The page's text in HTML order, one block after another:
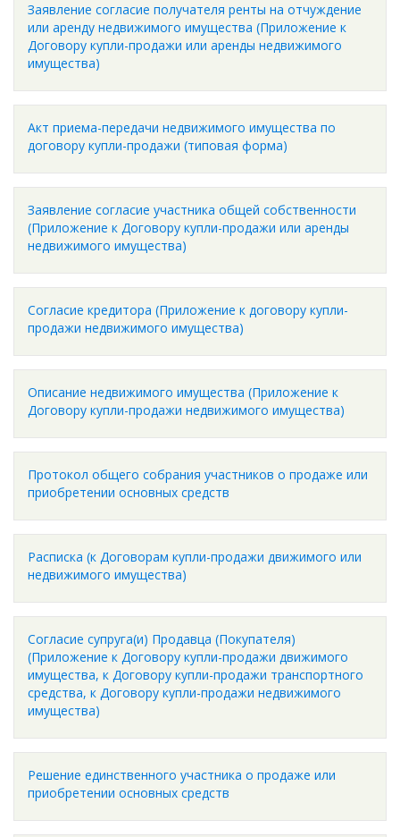
Заявление согласие получателя ренты на отчуждение
или аренду недвижимого имущества (Приложение к
Договору купли-продажи или аренды недвижимого
имущества)
Акт приема-передачи недвижимого имущества по
договору купли-продажи (типовая форма)
Заявление согласие участника общей собственности
(Приложение к Договору купли-продажи или аренды
недвижимого имущества)
Согласие кредитора (Приложение к договору купли-
продажи недвижимого имущества)
Описание недвижимого имущества (Приложение к
Договору купли-продажи недвижимого имущества)
Протокол общего собрания участников о продаже или
приобретении основных средств
Расписка (к Договорам купли-продажи движимого или
недвижимого имущества)
Согласие супруга(и) Продавца (Покупателя)
(Приложение к Договору купли-продажи движимого
имущества, к Договору купли-продажи транспортного
средства, к Договору купли-продажи недвижимого
имущества)
Решение единственного участника о продаже или
приобретении основных средств